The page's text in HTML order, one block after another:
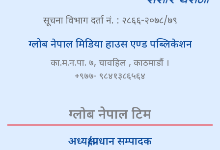
सूचना विभाग दर्ता नं. : २८६६-२०७८/७९
ग्लोब नेपाल मिडिया हाउस एण्ड पब्लिकेशन
का.म.न.पा. ७, चावहिल , काठमाडौं ।
+९७७- ९८४१३८६५६४
ग्लोब नेपाल टिम
अध्यक्ष/प्रधान सम्पादक